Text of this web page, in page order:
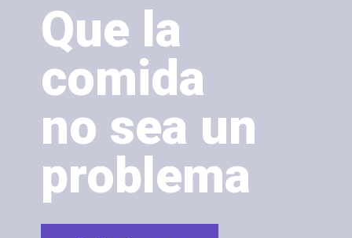
Que la
comida
no sea un
problema